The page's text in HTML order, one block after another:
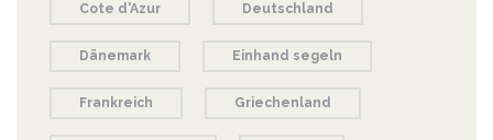
Cote d'Azur Deutschland
Dänemark Einhand segeln
Frankreich Griechenland